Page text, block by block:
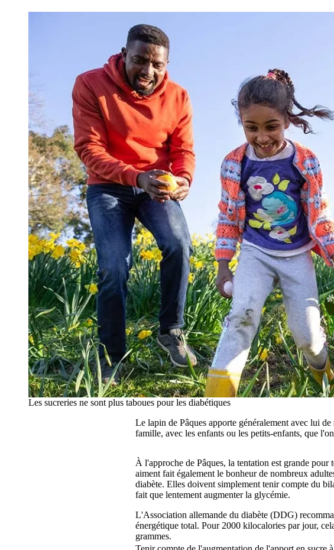
Les sucreries ne sont plus taboues pour les diabétiques
Le lapin de Pâques apporte généralement avec lui
famille, avec les enfants ou les petits-enfants, que
À l'approche de Pâques, la tentation est grande
aiment fait également le bonheur de nombreux
diabète. Elles doivent simplement tenir compte du
fait que lentement augmenter la glycémie.
L'Association allemande du diabète (DDG)
énergétique total. Pour 2000 kilocalories par jour,
grammes.